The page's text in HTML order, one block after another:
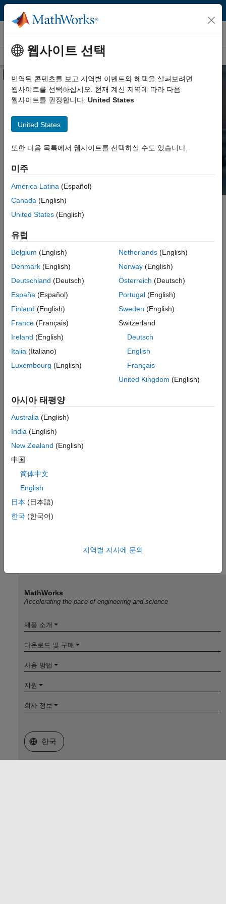
콘텐츠로 바로 가기
Hardware Support
Overview Search Hardware Support
오프캔버스 탐색 메뉴 토글
Product
Product Family and Category
Protocol or Standard
Search Hardware
MATLAB and Simulink.
웹사이트 선택
번역된 콘텐츠를 보고 지역별 이벤트와 혜택을 살펴보려면
웹사이트를 선택하십시오. 현재 계신 지역에 따라 다음
웹사이트를 권장합니다: United States
United States
또한 다음 목록에서 웹사이트를 선택하실 수도 있습니다.
미주
América Latina (Español)
Canada (English)
United States (English)
유럽
Belgium (English)
Denmark (English)
Deutschland (Deutsch)
España (Español)
Finland (English)
France (Français)
Ireland (English)
Italia (Italiano)
Luxembourg (English)
Netherlands(English)
Norway(English)
Österreich (Deutsch)
Portugal(English)
Sweden (English)
Switzerland
Deutsch
English
Français
United Kingdom (English)
아시아 태평양
Australia (English)
India (English)
New Zealand (English)
中国
简体中文
English
日本 (日本語)
한국 (한국어)
지역별 지사에 문의
MathWorks
Accelerating the pace of engineering and science
제품 소개
다운로드 및 구매
사용 방법
지원
회사 정보
웹사이트 선택
한국